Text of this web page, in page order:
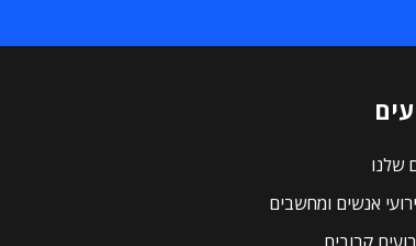
שלנו
אנשים ומחשבים